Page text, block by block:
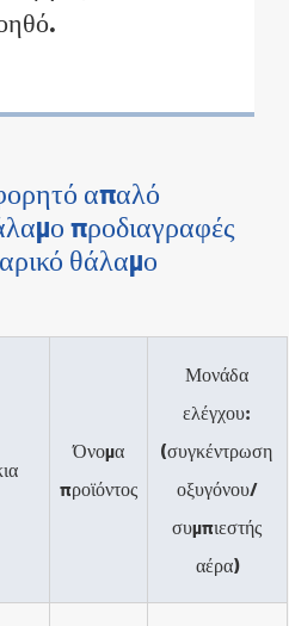
απαλό
προδιαγραφές
θάλαμο
Όνομα
προϊόντος
Μονάδα
ελέγχου:
(συγκέντρωση
οξυγόνου/
συμπιεστής
αέρα)